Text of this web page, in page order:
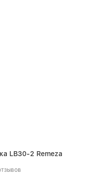
LB30-2 Remeza